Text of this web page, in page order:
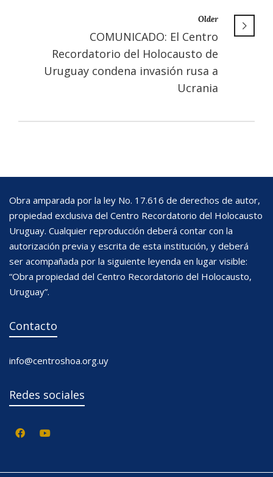
Older
COMUNICADO: El Centro
Recordatorio del Holocausto de
Uruguay condena invasión rusa a
Ucrania
Obra amparada por la ley No. 17.616 de derechos de autor,
propiedad exclusiva del Centro Recordatorio del Holocausto
Uruguay. Cualquier reproducción deberá contar con la
autorización previa y escrita de esta institución, y deberá
ser acompañada por la siguiente leyenda en lugar visible:
“Obra propiedad del Centro Recordatorio del Holocausto,
Uruguay”.
Contacto
info@centroshoa.org.uy
Redes sociales